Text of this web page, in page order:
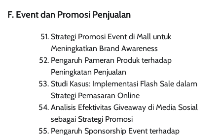
F. Event dan Promosi Penjualan
Strategi Promosi Event di Mall untuk
Meningkatkan Brand Awareness
Pengaruh Pameran Produk terhadap
Peningkatan Penjualan
Studi Kasus: Implementasi Flash Sale dalam
Strategi Pemasaran Online
Analisis Efektivitas Giveaway di Media Sosial
sebagai Strategi Promosi
Pengaruh Sponsorship Event terhadap